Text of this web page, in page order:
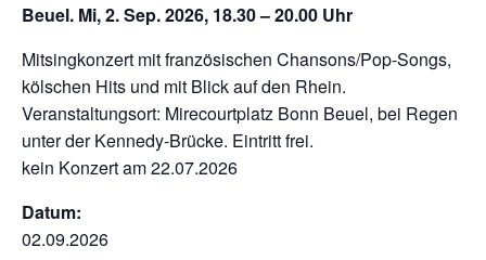
Beuel. Mi, 2. Sep. 2026, 18.30 – 20.00 Uhr
Mitsingkonzert mit französischen Chansons/Pop-Songs,
kölschen Hits und mit Blick auf den Rhein.
Veranstaltungsort: Mirecourtplatz Bonn Beuel, bei Regen
unter der Kennedy-Brücke. Eintritt frei.
kein Konzert am 22.07.2026
Datum:
02.09.2026